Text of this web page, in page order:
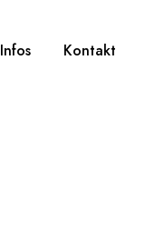
Infos Kontakt